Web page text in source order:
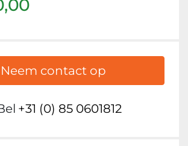
Neem contact op
+31 (0) 85 0601812